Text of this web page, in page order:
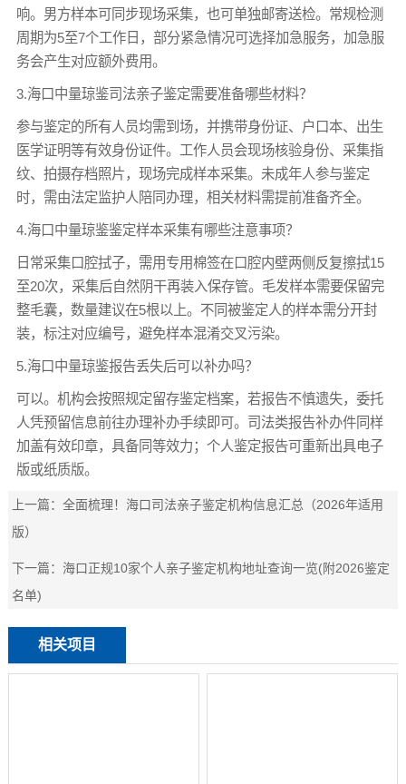
响。男方样本可同步现场采集，也可单独邮寄送检。常规检测
周期为5至7个工作日，部分紧急情况可选择加急服务，加急服
务会产生对应额外费用。
3.海口中量琼鉴司法亲子鉴定需要准备哪些材料？
参与鉴定的所有人员均需到场，并携带身份证、户口本、出生
医学证明等有效身份证件。工作人员会现场核验身份、采集指
纹、拍摄存档照片，现场完成样本采集。未成年人参与鉴定
时，需由法定监护人陪同办理，相关材料需提前准备齐全。
4.海口中量琼鉴鉴定样本采集有哪些注意事项？
日常采集口腔拭子，需用专用棉签在口腔内壁两侧反复擦拭15
至20次，采集后自然阴干再装入保存管。毛发样本需要保留完
整毛囊，数量建议在5根以上。不同被鉴定人的样本需分开封
装，标注对应编号，避免样本混淆交叉污染。
5.海口中量琼鉴报告丢失后可以补办吗？
可以。机构会按照规定留存鉴定档案，若报告不慎遗失，委托
人凭预留信息前往办理补办手续即可。司法类报告补办件同样
加盖有效印章，具备同等效力；个人鉴定报告可重新出具电子
版或纸质版。
上一篇：全面梳理！海口司法亲子鉴定机构信息汇总（2026年适用
版）
下一篇： 海口正规10家个人亲子鉴定机构地址查询一览(附2026鉴定
名单)
相关项目